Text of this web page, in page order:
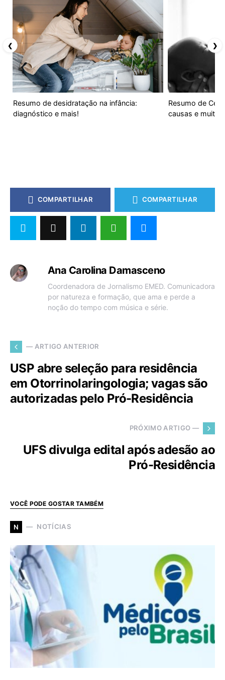
Resumo de desidratação na infância:
diagnóstico e mais!
Resumo de
causas e muito
❮ ❯
COMPARTILHAR COMPARTILHAR
Ana Carolina Damasceno
Coordenadora de Jornalismo EMED. Comunicadora
por natureza e formação, que ama e perde a
noção do tempo com música e série.
— ARTIGO ANTERIOR
USP abre seleção para residência
em Otorrinolaringologia; vagas são
autorizadas pelo Pró-Residência
PRÓXIMO ARTIGO —
UFS divulga edital após adesão ao
Pró-Residência
VOCÊ PODE GOSTAR TAMBÉM
N NOTÍCIAS